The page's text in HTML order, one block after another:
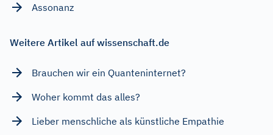
Assonanz
Weitere Artikel auf wissenschaft.de
Brauchen wir ein Quanteninternet?
Woher kommt das alles?
Lieber menschliche als künstliche Empathie